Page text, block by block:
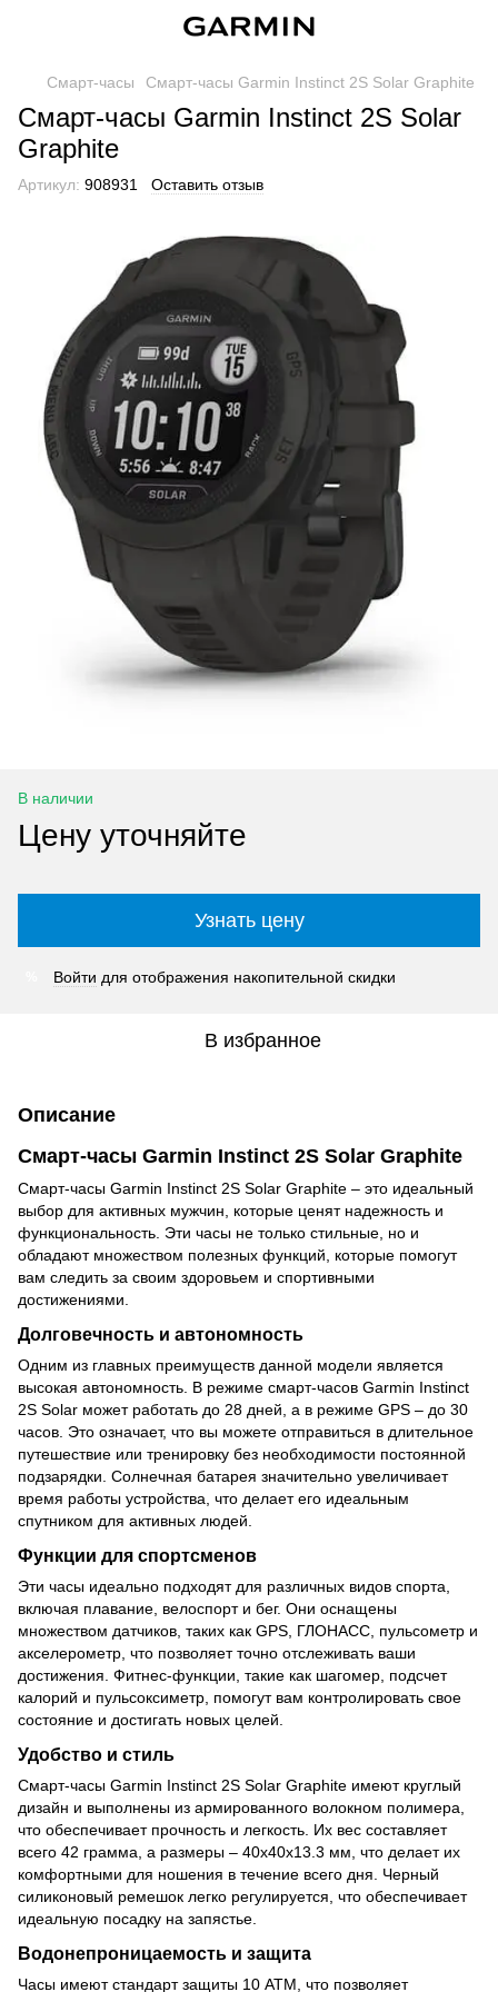
Смарт-часы Смарт-часы Garmin Instinct 2S Solar Graphite
Смарт-часы Garmin Instinct 2S Solar
Graphite
Артикул: 908931 Оставить отзыв
В наличии
Цену уточняйте
Узнать цену
Войти для отображения накопительной скидки
В избранное
Описание
Смарт-часы Garmin Instinct 2S Solar Graphite
Смарт-часы Garmin Instinct 2S Solar Graphite – это идеальный
выбор для активных мужчин, которые ценят надежность и
функциональность. Эти часы не только стильные, но и
обладают множеством полезных функций, которые помогут
вам следить за своим здоровьем и спортивными
достижениями.
Долговечность и автономность
Одним из главных преимуществ данной модели является
высокая автономность. В режиме смарт-часов Garmin Instinct
2S Solar может работать до 28 дней, а в режиме GPS – до 30
часов. Это означает, что вы можете отправиться в длительное
путешествие или тренировку без необходимости постоянной
подзарядки. Солнечная батарея значительно увеличивает
время работы устройства, что делает его идеальным
спутником для активных людей.
Функции для спортсменов
Эти часы идеально подходят для различных видов спорта,
включая плавание, велоспорт и бег. Они оснащены
множеством датчиков, таких как GPS, ГЛОНАСС, пульсометр и
акселерометр, что позволяет точно отслеживать ваши
достижения. Фитнес-функции, такие как шагомер, подсчет
калорий и пульсоксиметр, помогут вам контролировать свое
состояние и достигать новых целей.
Удобство и стиль
Смарт-часы Garmin Instinct 2S Solar Graphite имеют круглый
дизайн и выполнены из армированного волокном полимера,
что обеспечивает прочность и легкость. Их вес составляет
всего 42 грамма, а размеры – 40х40х13.3 мм, что делает их
комфортными для ношения в течение всего дня. Черный
силиконовый ремешок легко регулируется, что обеспечивает
идеальную посадку на запястье.
Водонепроницаемость и защита
Часы имеют стандарт защиты 10 ATM, что позволяет